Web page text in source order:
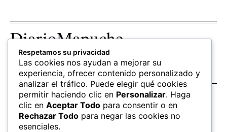
DiarioMapuche
TERRITORIO CULTURA
Patrimonio
OPINION
Columnistas
SALUD
hierbas
EDUCACIÓN
Mapudungun
Estudiantes
FOLLOW US
Respetamos su privacidad
Las cookies nos ayudan a mejorar su
experiencia, ofrecer contenido personalizado y
analizar el tráfico. Puede elegir qué cookies
permitir haciendo clic en Personalizar. Haga
clic en Aceptar Todo para consentir o en
Rechazar Todo para negar las cookies no
esenciales.